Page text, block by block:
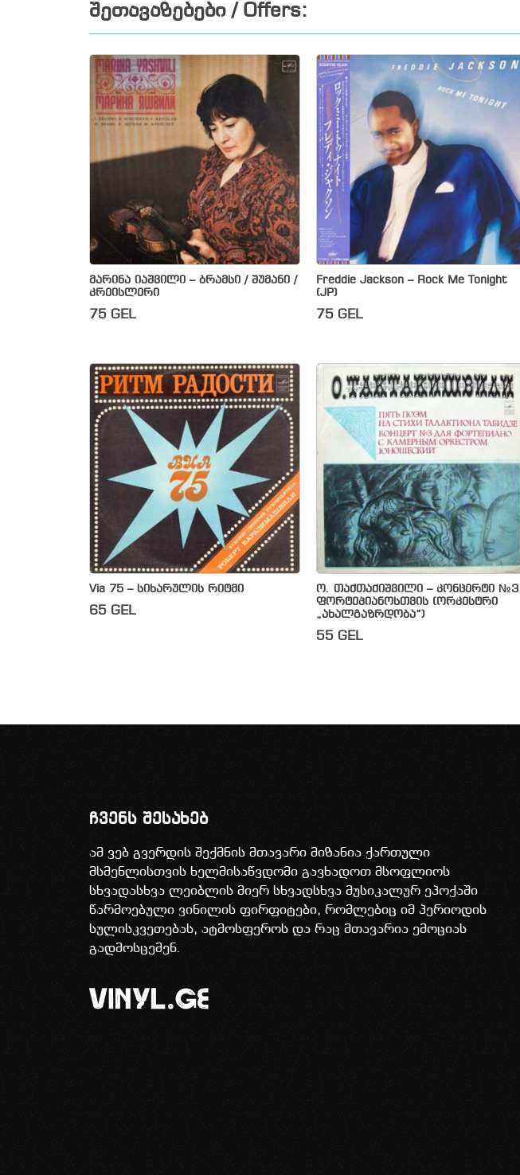
შეთავაზებები / Offers:
მარინა იაშვილი – ბრამსი / შუმანი /
კრეისლერი
75 GEL
Freddie Jackson – Rock Me Tonight
(JP)
75 GEL
Via 75 – სიხარულის რიტმი
65 GEL
ო. თაქთაქიშვილი – კონცერტი №3
ფორტეპიანოსთვის (ორკესტრი
„ახალგაზრდობა“)
55 GEL
ჩვენს შესახებ
ამ ვებ გვერდის შექმნის მთავარი მიზანია ქართული
მსმენლისთვის ხელმისაწვდომი გავხადოთ მსოფლიოს
სხვადასხვა ლეიბლის მიერ სხვადსხვა მუსიკალურ ეპოქაში
წარმოებული ვინილის ფირფიტები, რომლებიც იმ პერიოდის
სულისკვეთებას, ატმოსფეროს და რაც მთავარია ემოციას
გადმოსცემენ.